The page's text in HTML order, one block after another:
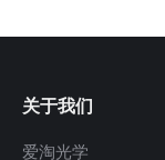
关于我们
爱淘光学